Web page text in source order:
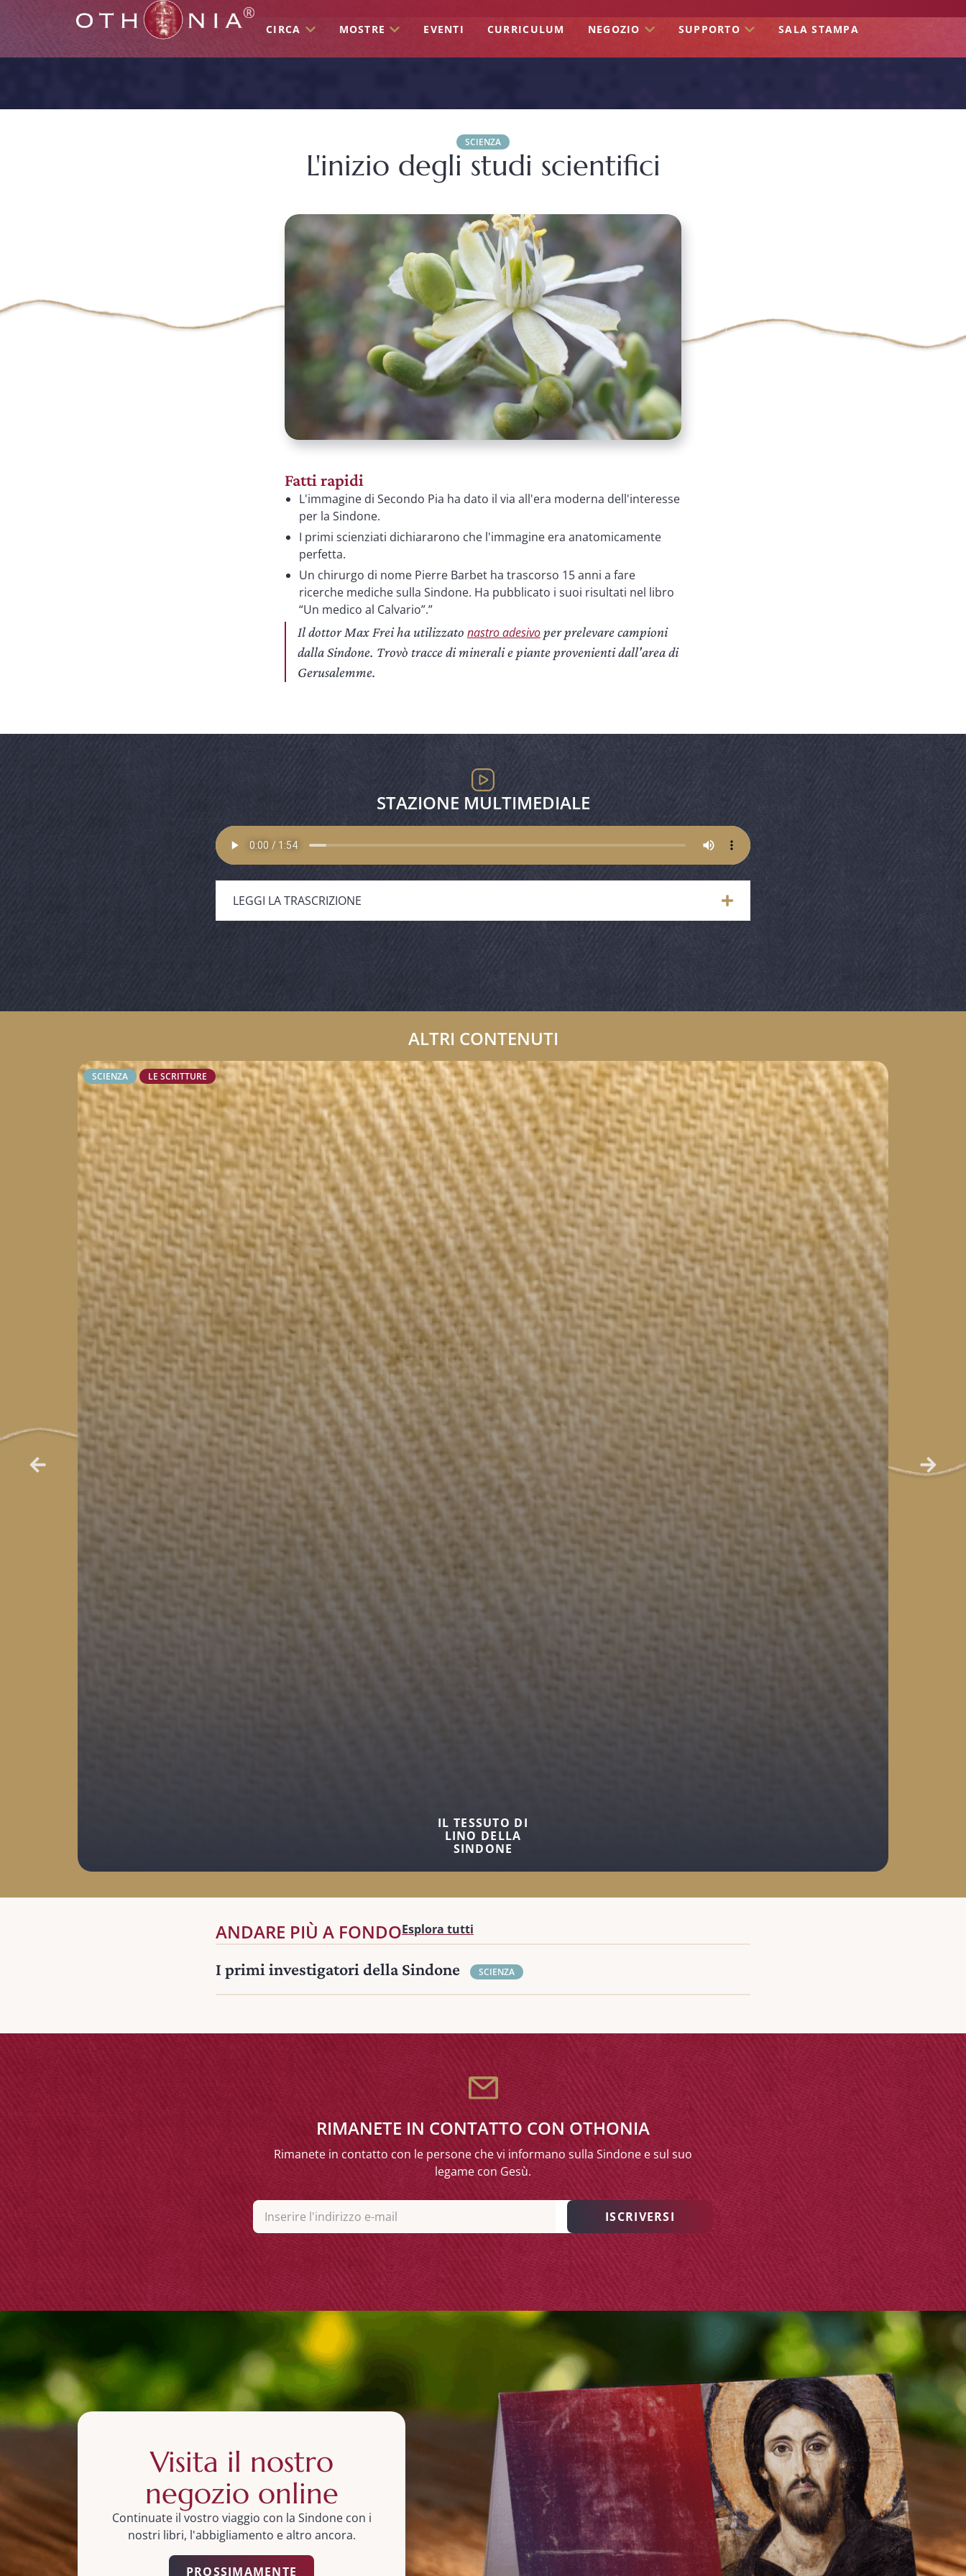
CIRCA MOSTRE EVENTI CURRICULUM NEGOZIO SUPPORTO SALA STAMPA
SCIENZA
L'inizio degli studi scientifici
Fatti rapidi
L'immagine di Secondo Pia ha dato il via all'era moderna dell'interesse
per la Sindone.
I primi scienziati dichiararono che l'immagine era anatomicamente
perfetta.
Un chirurgo di nome Pierre Barbet ha trascorso 15 anni a fare
ricerche mediche sulla Sindone. Ha pubblicato i suoi risultati nel libro
“Un medico al Calvario”.”
Il dottor Max Frei ha utilizzato nastro adesivoper prelevare campioni
dalla Sindone. Trovò tracce di minerali e piante provenienti dall'area di
Gerusalemme.
STAZIONE MULTIMEDIALE
LEGGI LA TRASCRIZIONE
ALTRI CONTENUTI
SCIENZA LE SCRITTURE
IL TESSUTO DI
LINO DELLA
SINDONE
ANDARE PIÙ A FONDOEsplora tutti
I primi investigatori della Sindone SCIENZA
RIMANETE IN CONTATTO CON OTHONIA
Rimanete in contatto con le persone che vi informano sulla Sindone e sul suo
legame con Gesù.
EMAIL
Visita il nostro
negozio online
Continuate il vostro viaggio con la Sindone con i
nostri libri, l'abbigliamento e altro ancora.
PROSSIMAMENTE